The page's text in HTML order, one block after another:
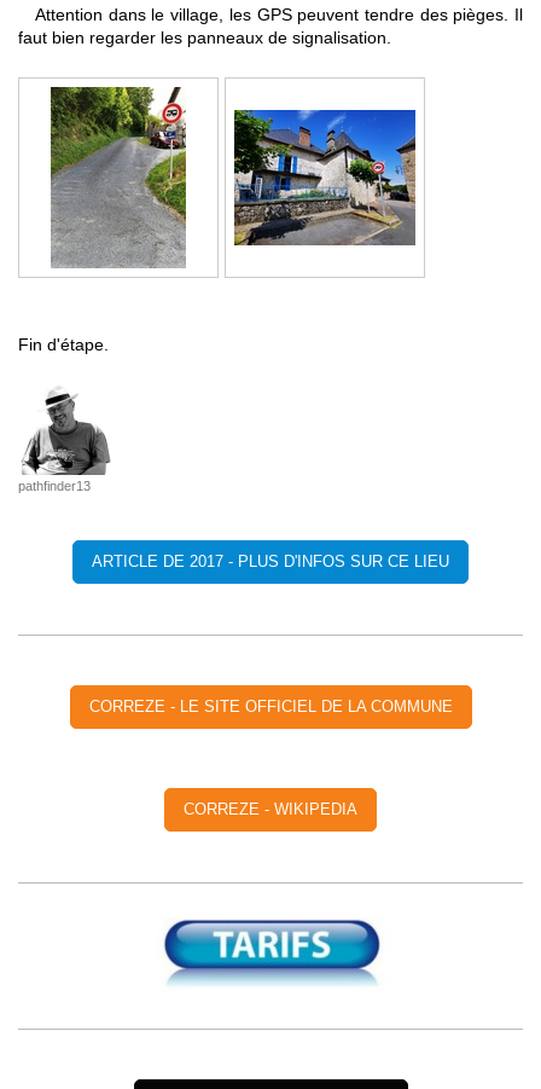
Attention dans le village, les GPS peuvent tendre des pièges . Il
faut bien regarder les panneaux de signalisation.
Fin d'étape.
pathfinder13
ARTICLE DE 2017 - PLUS D'INFOS SUR CE LIEU
CORREZE - LE SITE OFFICIEL DE LA COMMUNE
CORREZE - WIKIPEDIA